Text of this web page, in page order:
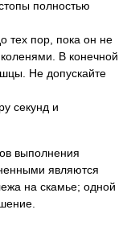
полностью
тех пор, пока он не
В конечной
Не допускайте
секунд и
выполнения
являются
на скамье; одной